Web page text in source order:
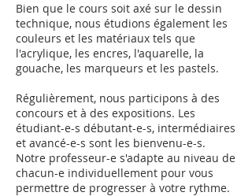
Bien que le cours soit axé sur le dessin
technique, nous étudions également les
couleurs et les matériaux tels que
l'acrylique, les encres, l'aquarelle, la
gouache, les marqueurs et les pastels.
Régulièrement, nous participons à des
concours et à des expositions. Les
étudiant-e-s débutant-e-s, intermédiaires
et avancé-e-s sont les bienvenu-e-s.
Notre professeur-e s'adapte au niveau de
chacun-e individuellement pour vous
permettre de progresser à votre rythme.